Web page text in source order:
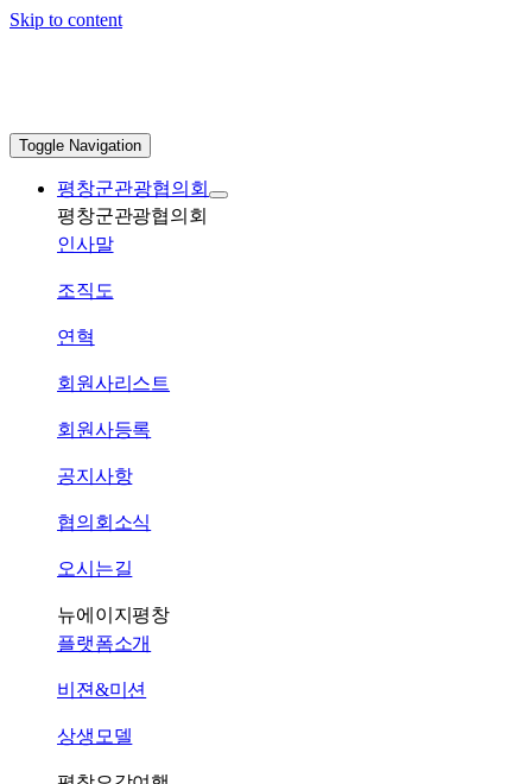
Skip to content
Toggle Navigation
평창군관광협의회
평창군관광협의회
인사말
조직도
연혁
회원사리스트
회원사등록
공지사항
협의회소식
오시는길
뉴에이지평창
플랫폼소개
비젼&미션
상생모델